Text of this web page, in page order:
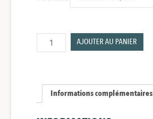
quantité
AJOUTER AU PANIER
Informations complémentaires